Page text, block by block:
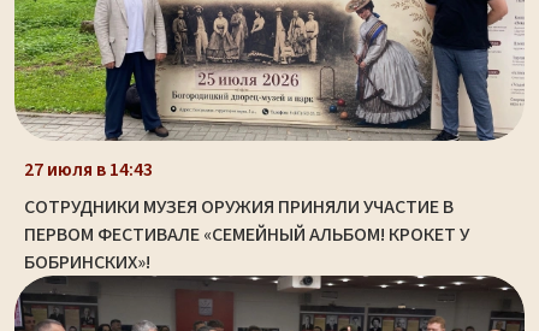
27 июля в 14:43
СОТРУДНИКИ МУЗЕЯ ОРУЖИЯ ПРИНЯЛИ УЧАСТИЕ В
ПЕРВОМ ФЕСТИВАЛЕ «СЕМЕЙНЫЙ АЛЬБОМ! КРОКЕТ У
БОБРИНСКИХ»!